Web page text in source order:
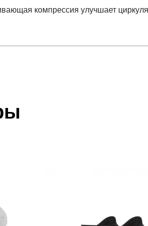
компрессия улучшает